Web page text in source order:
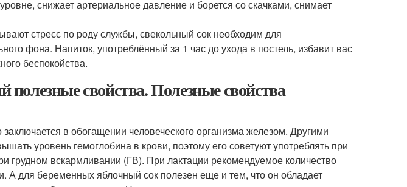
снижает артериальное давление и борется со скачками, снимает
стресс по роду службы, свекольный сок необходим для
фона. Напиток, употреблённый за 1 час до ухода в постель, избавит вас
беспокойства.
полезные свойства. Полезные свойства
в обогащении человеческого организма железом. Другими
уровень гемоглобина в крови, поэтому его советуют употреблять при
грудном вскармливании (ГВ). При лактации рекомендуемое количество
. А для беременных яблочный сок полезен еще и тем, что он обладает